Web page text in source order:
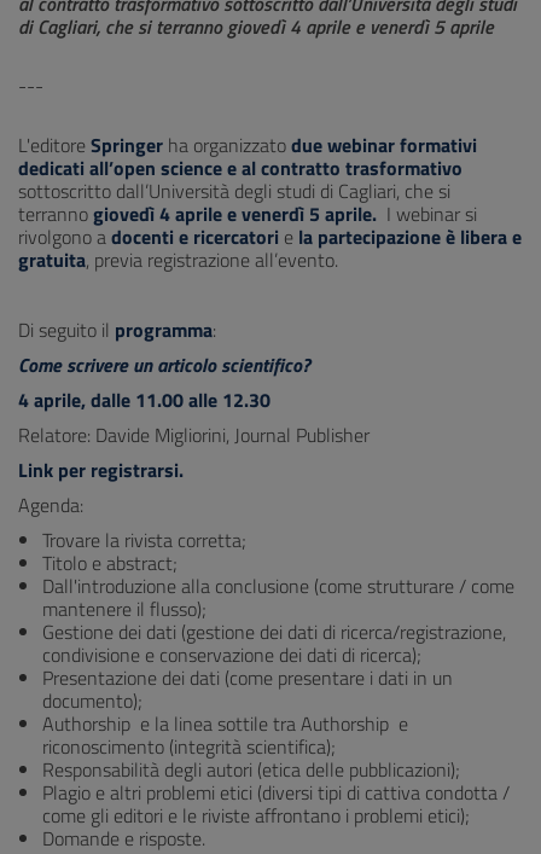
di Cagliari, che si terranno giovedì 4 aprile e venerdì 5 aprile
---
L'editoreSpringer ha organizzatodue webinar formativi
dedicati all’open science e al contratto trasformativo
sottoscritto dall’Università degli studi di Cagliari, che si
terrannogiovedì 4 aprile e venerdì 5 aprile. I webinar si
rivolgono adocenti e ricercatori e la partecipazione è libera e
gratuita, previa registrazione all’evento.
Di seguito il programma:
Come scrivere un articolo scientifico?
4 aprile, dalle 11.00 alle 12.30
Relatore: Davide Migliorini, Journal Publisher
Link per registrarsi.
Agenda:
Trovare la rivista corretta;
Titolo e abstract;
Dall'introduzione alla conclusione (come strutturare / come
mantenere il flusso);
Gestione dei dati (gestione dei dati di ricerca/registrazione,
condivisione e conservazione dei dati di ricerca);
Presentazione dei dati (come presentare i dati in un
documento);
Authorship e la linea sottile tra Authorship e
riconoscimento (integrità scientifica);
Responsabilità degli autori (etica delle pubblicazioni);
Plagio e altri problemi etici (diversi tipi di cattiva condotta /
come gli editori e le riviste affrontano i problemi etici);
Domande e risposte.